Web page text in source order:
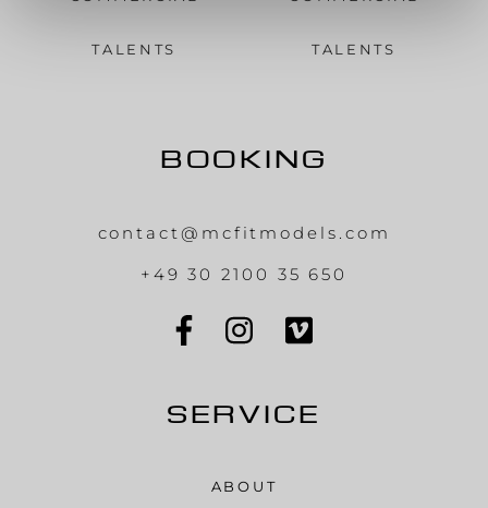
TALENTS TALENTS
BOOKING
contact@mcfitmodels.com
+49 30 2100 35 650
SERVICE
ABOUT